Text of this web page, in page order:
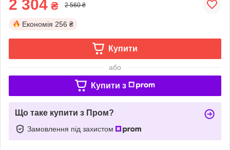
2 304 ₴ 2 560 ₴
Економія 256 ₴
Купити
або
Купити з
Що таке купити з Пром?
Замовлення під захистом